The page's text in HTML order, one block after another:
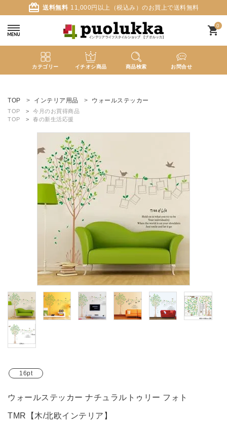
card_giftcard 送料無料 11,000円以上（税込み）のお買上で送料無料
0
shopping_cart
カテゴリー イチオシ商品 商品検索 お問合せ
ようこそ ゲスト 様
カテゴリーから探す
ガイドライン
TOP インテリア用品 ウォールステッカー
TOP
今月のお買得商品
TOP
春の新生活応援
16pt
ウォールステッカー ナチュラルトゥリー フォト
TMR【木/北欧インテリア】